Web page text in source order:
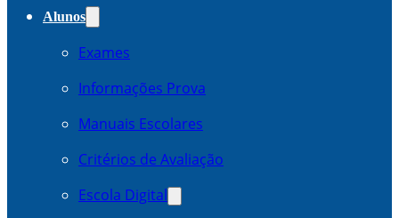
Alunos
Exames
Informações Prova
Manuais Escolares
Critérios de Avaliação
Escola Digital